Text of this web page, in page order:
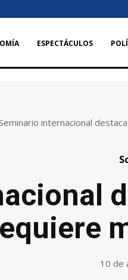
ESPECTÁCULOS
internacional
10 de